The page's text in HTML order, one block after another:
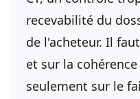
recevabilité du
de l'acheteur. Il
et sur la
seulement sur le